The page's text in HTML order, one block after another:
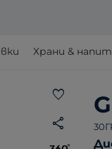
Храни &
favorite
share